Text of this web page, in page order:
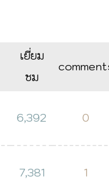
เยี่ยม
ชม
6,392 0
7,381 1